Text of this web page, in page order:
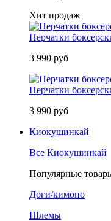
Хит продаж
Перчатки
3 990 руб
Перчатки
3 990 руб
Киокушинкай
Все Киокушинкай
Популярные
Доги/кимоно
Шлемы